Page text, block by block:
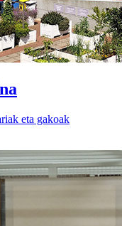
eta gakoak